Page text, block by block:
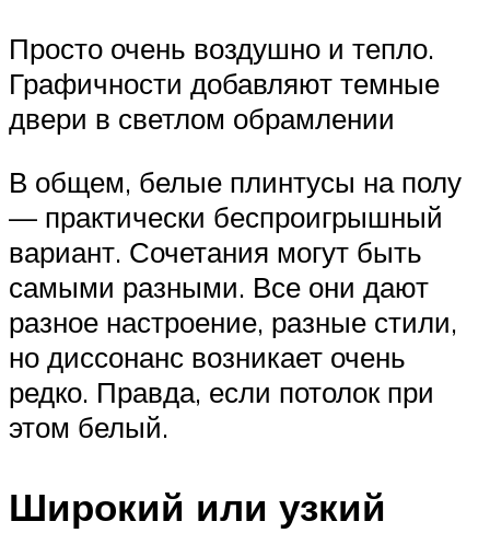
Просто очень воздушно и тепло.
Графичности добавляют темные
двери в светлом обрамлении
В общем, белые плинтусы на полу
— практически беспроигрышный
вариант. Сочетания могут быть
самыми разными. Все они дают
разное настроение, разные стили,
но диссонанс возникает очень
редко. Правда, если потолок при
этом белый.
Широкий или узкий